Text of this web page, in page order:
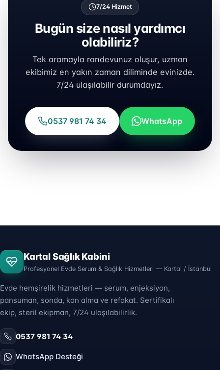
7/24 Hizmet
Bugün size nasıl yardımcı
olabiliriz?
Tek aramayla randevunuz oluşur, uzman
ekibimiz en yakın zaman diliminde evinizde.
7/24 ulaşılabilir durumdayız.
0537 981 74 34 WhatsApp
Kartal Sağlık Kabini
Profesyonel Evde Serum & Sağlık Hizmetleri — Kartal / İstanbul
Evde hemşirelik hizmetleri — serum, enjeksiyon,
pansuman, sonda, kan alma ve refakat. Sertifikalı
ekip, steril ekipman, 7/24 ulaşılabilirlik.
0537 981 74 34
WhatsApp Desteği